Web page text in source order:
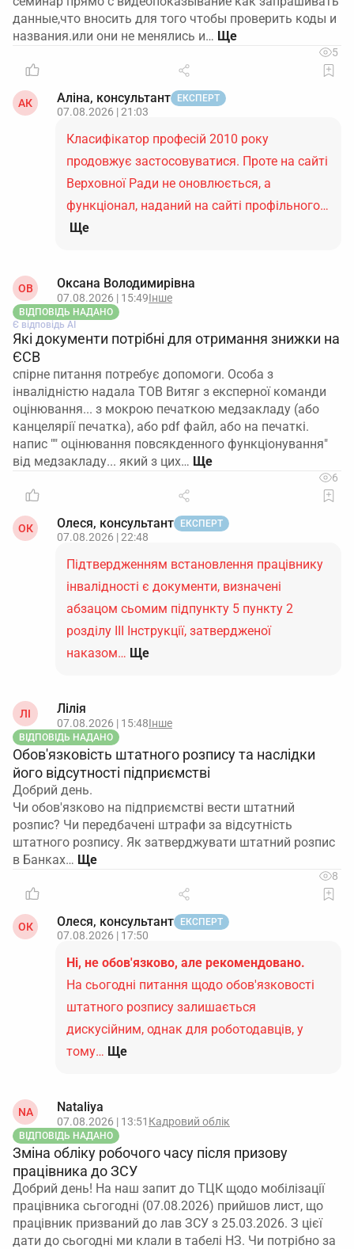
данные,что вносить для того чтобы проверить коды и
названия.или они не менялись и…
5
АК Аліна, консультант ЕКСПЕРТ
07.08.2026 | 21:03
Класифікатор професій 2010 року
продовжує застосовуватися. Проте на сайті
Верховної Ради не оновлюється, а
функціонал, наданий на сайті профільного…
Ще
ОВ Оксана Володимирівна
07.08.2026 | 15:49Інше
ВІДПОВІДЬ НАДАНО
Є відповідь АІ
Які документи потрібні для отримання знижки на
ЄСВ
спірне питання потребує допомоги. Особа з
інвалідністю надала ТОВ Витяг з експерної команди
оцінювання... з мокрою печаткою медзакладу (або
канцелярії печатка), або pdf файл, або на печаткі.
напис "" оцінювання повсякденного функціонування"
від медзакладу... який з цих…
6
ОК Олеся, консультант ЕКСПЕРТ
07.08.2026 | 22:48
Підтвердженням встановлення працівнику
інвалідності є документи, визначені
абзацом сьомим підпункту 5 пункту 2
розділу ІІІ Інструкції, затвердженої
наказом… Ще
ЛІ Лілія
07.08.2026 | 15:48Інше
ВІДПОВІДЬ НАДАНО
Обов'язковість штатного розпису та наслідки
його відсутності підприємстві
Добрий день.
Чи обов'язково на підприємстві вести штатний
розпис? Чи передбачені штрафи за відсутність
штатного розпису. Як затверджувати штатний розпис
в Банках…
8
ОК Олеся, консультант ЕКСПЕРТ
07.08.2026 | 17:50
Ні, не обов'язково, але рекомендовано.
На сьогодні питання щодо обов'язковості
штатного розпису залишається
дискусійним, однак для роботодавців, у
тому… Ще
NA Nataliya
07.08.2026 | 13:51 Кадровий облік
ВІДПОВІДЬ НАДАНО
Зміна обліку робочого часу після призову
працівника до ЗСУ
Добрий день! На наш запит до ТЦК щодо мобілізації
працівника сьгогодні (07.08.2026) прийшов лист, що
працівник призваний до лав ЗСУ з 25.03.2026. З цієї
дати до сьогодні ми клали в табелі НЗ. Чи потрібно за